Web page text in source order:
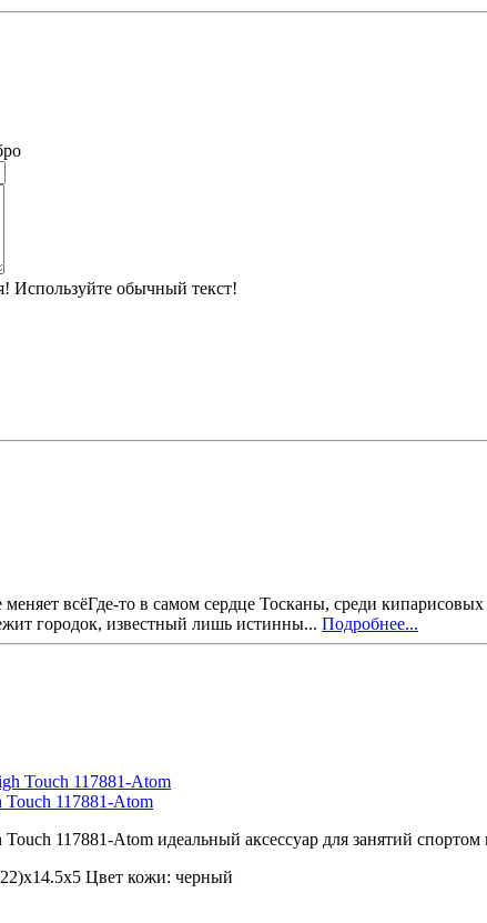
Используйте обычный текст!
всёГде-то в самом сердце Тосканы, среди
городок, известный лишь истинны... Подробнее...
117881-Atom
117881-Atom идеальный аксессуар для занятий спортом
Цвет кожи: черный